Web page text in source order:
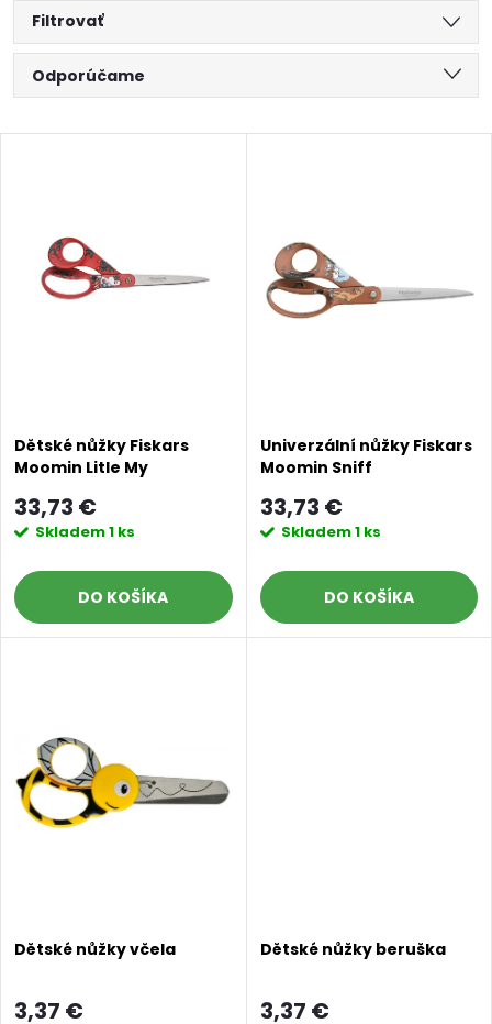
Filtrovať
R
a
p
r
o
d
k
t
Odporúčame
p
r
o
d
u
t
o
Dětské nůžky Fiskars
Moomin Litle My
33,73 €
Skladem1 ks
DO KOŠÍKA
Univerzální nůžky Fiskars
Moomin Sniff
33,73 €
Skladem1 ks
DO KOŠÍKA
Dětské nůžky včela
3,37 €
Dětské nůžky beruška
3,37 €